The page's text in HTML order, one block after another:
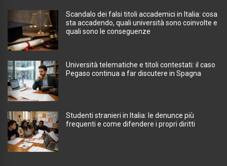
Scandalo dei falsi titoli accademici in Italia: cosa
sta accadendo, quali università sono coinvolte e
quali sono le conseguenze
Università telematiche e titoli contestati: il caso
Pegaso continua a far discutere in Spagna
Studenti stranieri in Italia: le denunce più
frequenti e come difendere i propri diritti